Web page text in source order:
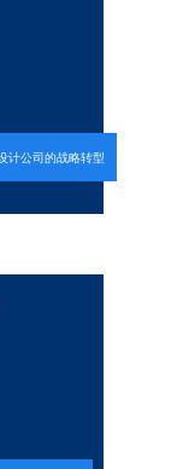
计公司的战略转型